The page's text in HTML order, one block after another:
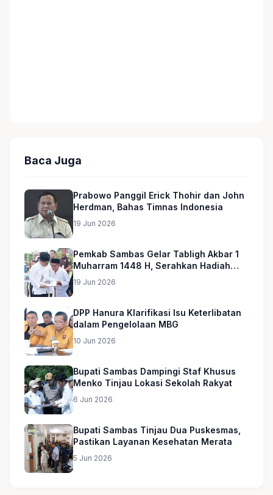
Baca Juga
Prabowo Panggil Erick Thohir dan John
Herdman, Bahas Timnas Indonesia
19 Jun 2026
Pemkab Sambas Gelar Tabligh Akbar 1
Muharram 1448 H, Serahkan Hadiah
Umroh untuk Guru Ngaji dan Imam
19 Jun 2026
DPP Hanura Klarifikasi Isu Keterlibatan
dalam Pengelolaan MBG
10 Jun 2026
Bupati Sambas Dampingi Staf Khusus
Menko Tinjau Lokasi Sekolah Rakyat
6 Jun 2026
Bupati Sambas Tinjau Dua Puskesmas,
Pastikan Layanan Kesehatan Merata
5 Jun 2026